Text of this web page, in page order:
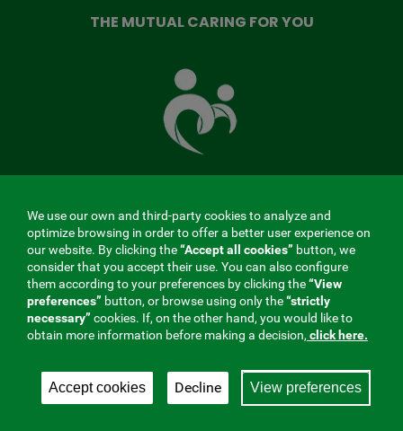
THE MUTUAL CARING FOR YOU
Mutual
Fund
that
takes
MENÚ
REDES
SOCIALES
V20
Contractor profile|Cookies |Legal notice| Privacy
Company, 275. Fraternidad-Muprespa 2026
We use our own and third-party cookies to analyze and
optimize browsing in order to offer a better user experience on
our website. By clicking the“Accept all cookies” button, we
consider that you accept their use. You can also configure
them according to your preferences by clicking the“View
preferences” button, or browse using only the“strictly
necessary” cookies. If, on the other hand, you would like to
obtain more information before making a decision, click here.
Accept cookies View preferences
Decline